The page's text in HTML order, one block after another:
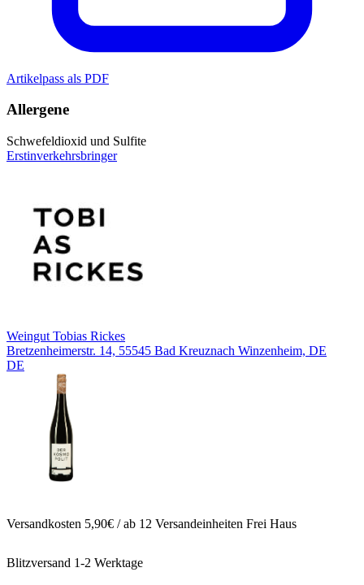
Artikelpass als PDF
Allergene
Schwefeldioxid und Sulfite
Erstinverkehrsbringer
Weingut Tobias Rickes
Bretzenheimerstr. 14, 55545 Bad Kreuznach Winzenheim, DE
DE
Versandkosten 5,90€ / ab 12 Versandeinheiten Frei Haus
Blitzversand 1-2 Werktage